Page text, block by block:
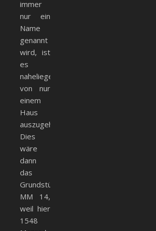
immer
nur ein
Name
genannt
wird, ist
es
naheliegend,
von nur
einem
Haus
auszugehen.
Dies
wäre
dann
das
Grundstück
MM 14,
weil hier
1548